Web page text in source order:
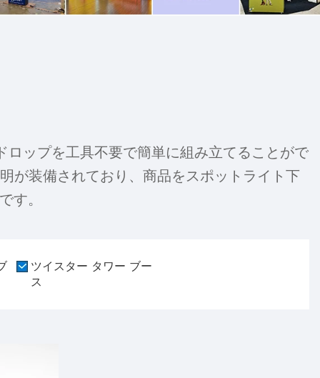
ップを工具不要で簡単に組み立てることがで
が装備されており、商品をスポットライト下
す。
ツイスター タワー ブー
ス